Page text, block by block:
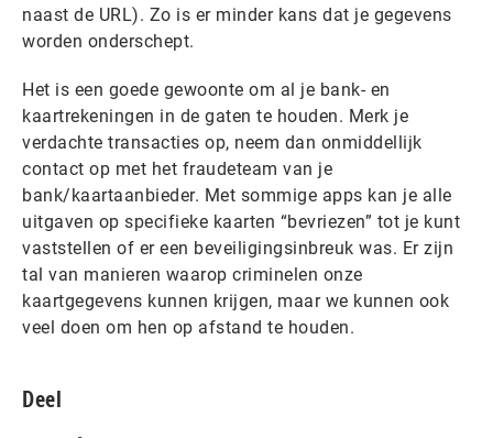
naast de URL). Zo is er minder kans dat je gegevens
worden onderschept.
Het is een goede gewoonte om al je bank- en
kaartrekeningen in de gaten te houden. Merk je
verdachte transacties op, neem dan onmiddellijk
contact op met het fraudeteam van je
bank/kaartaanbieder. Met sommige apps kan je alle
uitgaven op specifieke kaarten “bevriezen” tot je kunt
vaststellen of er een beveiligingsinbreuk was. Er zijn
tal van manieren waarop criminelen onze
kaartgegevens kunnen krijgen, maar we kunnen ook
veel doen om hen op afstand te houden.
Deel